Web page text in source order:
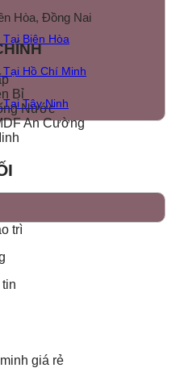
Biên Hòa
Hồ Chí Minh
Tây Ninh
Hòa, Đồng Nai
Bỉ
Nước
An Cường
trì
giá rẻ